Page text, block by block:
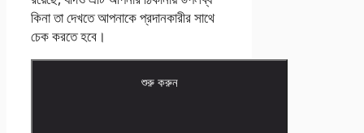
কিনা তা দেখতে আপনাকে প্রদানকারীর সাথে
চেক করতে হবে।
শুরু করুন